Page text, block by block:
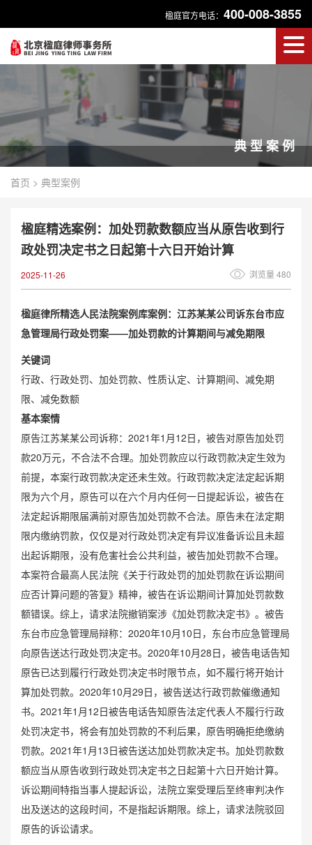
楹庭官方电话： 400-008-3855
典型案例
首页 > 典型案例
楹庭精选案例：加处罚款数额应当从原告收到行
政处罚决定书之日起第十六日开始计算
2025-11-26 浏览量 480
楹庭律所精选人民法院案例库案例：江苏某某公司诉东台市应
急管理局行政处罚案——加处罚款的计算期间与减免期限
关键词
行政、行政处罚、加处罚款、性质认定、计算期间、减免期
限、减免数额
基本案情
原告江苏某某公司诉称：2021年1月12日，被告对原告加处罚
款20万元，不合法不合理。加处罚款应以行政罚款决定生效为
前提，本案行政罚款决定还未生效。行政罚款决定法定起诉期
限为六个月，原告可以在六个月内任何一日提起诉讼，被告在
法定起诉期限届满前对原告加处罚款不合法。原告未在法定期
限内缴纳罚款，仅仅是对行政处罚决定有异议准备诉讼且未超
出起诉期限，没有危害社会公共利益，被告加处罚款不合理。
本案符合最高人民法院《关于行政处罚的加处罚款在诉讼期间
应否计算问题的答复》精神，被告在诉讼期间计算加处罚款数
额错误。综上，请求法院撤销案涉《加处罚款决定书》。被告
东台市应急管理局辩称：2020年10月10日，东台市应急管理局
向原告送达行政处罚决定书。2020年10月28日，被告电话告知
原告已达到履行行政处罚决定书时限节点，如不履行将开始计
算加处罚款。2020年10月29日，被告送达行政罚款催缴通知
书。2021年1月12日被告电话告知原告法定代表人不履行行政
处罚决定书，将会有加处罚款的不利后果，原告明确拒绝缴纳
罚款。2021年1月13日被告送达加处罚款决定书。加处罚款数
额应当从原告收到行政处罚决定书之日起第十六日开始计算。
诉讼期间特指当事人提起诉讼，法院立案受理后至终审判决作
出及送达的这段时间，不是指起诉期限。综上，请求法院驳回
原告的诉讼请求。